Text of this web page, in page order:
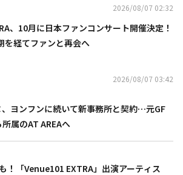
2026/08/07 02:32
、10月に日本ファンコンサート開催決定！
を経てファンと再会へ
2026/08/07 03:42
、ヨンフンに続いて新事務所と契約…元GF
属のAT AREAへ
！「Venue101 EXTRA」出演アーティス